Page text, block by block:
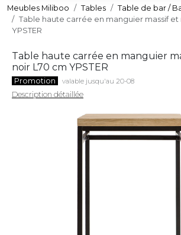
Meubles Miliboo Tables
Table de bar /
Table haute carrée en manguier massif et
YPSTER
Table haute carrée en manguier
noir L70 cm YPSTER
Promotion valable jusqu'au 20-08
Description détaillée